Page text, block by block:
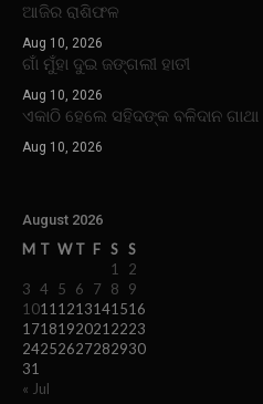
ଆଜିର ରାଶିଫଳ
Aug 10, 2026
ଗାଁ ମୁଁହା ଦୁଇ ଜଙ୍ଗଲୀ ହାତୀ
Aug 10, 2026
ଏକାଠି ହେଲେ ସହିଦଙ୍କ ବଳିଦାନ
Aug 10, 2026
August 2026
M T W T F S S
1
2
3 4 5 6 7 8
9
1011 1213141516
1718192021 2223
24252627282930
31
« Jul